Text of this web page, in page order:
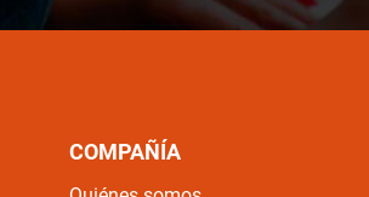
COMPAÑÍA